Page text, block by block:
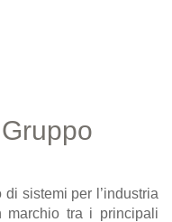
sistemi per l’industria
marchio tra i principali